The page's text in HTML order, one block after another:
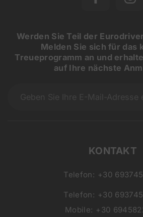
Werden Sie Teil der
Melden Sie sich für das
Treueprogramm an und
auf Ihre nächste
KONTAKT
Telefon: +30
Telefon: +30
Mobile: +30